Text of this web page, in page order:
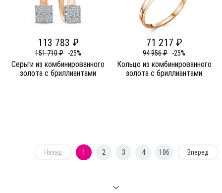
113 783 ₽
151 710 ₽ -25%
Серьги из комбинированного
золота c бриллиантами
71 217 ₽
94 956 ₽ -25%
Кольцо из комбинированного
золота c бриллиантами
Назад 1 2 3 4 106 Вперед